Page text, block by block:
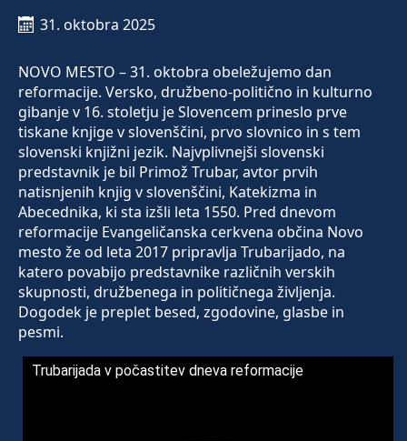
31. oktobra 2025
NOVO MESTO – 31. oktobra obeležujemo dan
reformacije. Versko, družbeno-politično in kulturno
gibanje v 16. stoletju je Slovencem prineslo prve
tiskane knjige v slovenščini, prvo slovnico in s tem
slovenski knjižni jezik. Najvplivnejši slovenski
predstavnik je bil Primož Trubar, avtor prvih
natisnjenih knjig v slovenščini, Katekizma in
Abecednika, ki sta izšli leta 1550. Pred dnevom
reformacije Evangeličanska cerkvena občina Novo
mesto že od leta 2017 pripravlja Trubarijado, na
katero povabijo predstavnike različnih verskih
skupnosti, družbenega in političnega življenja.
Dogodek je preplet besed, zgodovine, glasbe in
pesmi.
Trubarijada v počastitev dneva reformacije